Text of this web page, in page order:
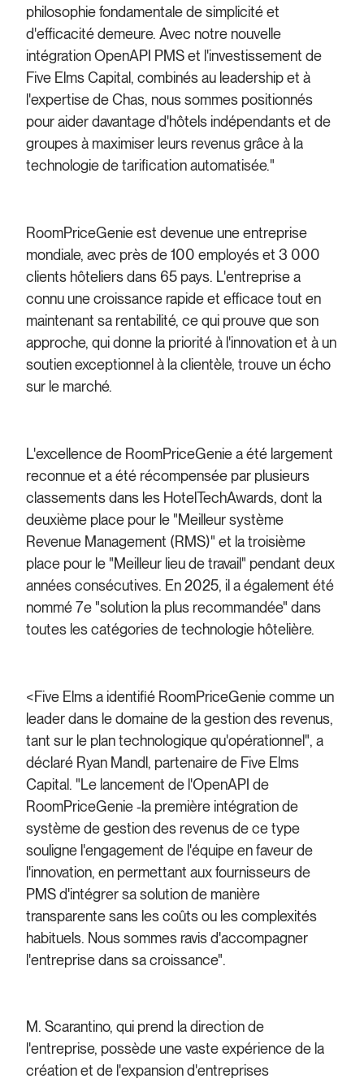
philosophie fondamentale de simplicité et
d'efficacité demeure. Avec notre nouvelle
intégration OpenAPI PMS et l'investissement de
Five Elms Capital, combinés au leadership et à
l'expertise de Chas, nous sommes positionnés
pour aider davantage d'hôtels indépendants et de
groupes à maximiser leurs revenus grâce à la
technologie de tarification automatisée."
RoomPriceGenie est devenue une entreprise
mondiale, avec près de 100 employés et 3 000
clients hôteliers dans 65 pays. L'entreprise a
connu une croissance rapide et efficace tout en
maintenant sa rentabilité, ce qui prouve que son
approche, qui donne la priorité à l'innovation et à un
soutien exceptionnel à la clientèle, trouve un écho
sur le marché.
L'excellence de RoomPriceGenie a été largement
reconnue et a été récompensée par plusieurs
classements dans les HotelTechAwards, dont la
deuxième place pour le "Meilleur système
Revenue Management (RMS)" et la troisième
place pour le "Meilleur lieu de travail" pendant deux
années consécutives. En 2025, il a également été
nommé 7e "solution la plus recommandée" dans
toutes les catégories de technologie hôtelière.
<Five Elms a identifié RoomPriceGenie comme un
leader dans le domaine de la gestion des revenus,
tant sur le plan technologique qu'opérationnel", a
déclaré Ryan Mandl, partenaire de Five Elms
Capital. "Le lancement de l'OpenAPI de
RoomPriceGenie -la première intégration de
système de gestion des revenus de ce type
souligne l'engagement de l'équipe en faveur de
l'innovation, en permettant aux fournisseurs de
PMS d'intégrer sa solution de manière
transparente sans les coûts ou les complexités
habituels. Nous sommes ravis d'accompagner
l'entreprise dans sa croissance".
M. Scarantino, qui prend la direction de
l'entreprise, possède une vaste expérience de la
création et de l'expansion d'entreprises